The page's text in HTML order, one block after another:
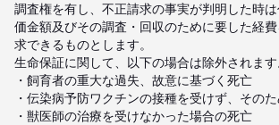
調査権を有し、不正請求の事実が判明した時
価金額及びその調査・回収のために要した経
求できるものとします。
生命保証に関して、以下の場合は除外されます
・飼育者の重大な過失、故意に基づく死亡
・伝染病予防ワクチンの接種を受けず、その
・獣医師の治療を受けなかった場合の死亡